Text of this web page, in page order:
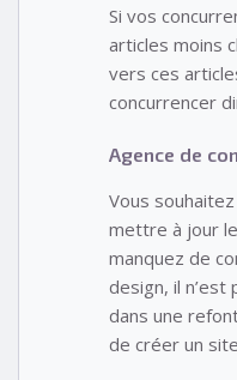
Si vos
articles moins
vers ces
concurrencer
Agence de
Vous
mettre à jour
manquez de
design, il n’est
dans une
de créer un